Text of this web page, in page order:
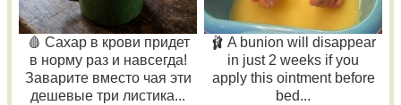
🩸 Сахар в крови придет
в норму раз и навсегда!
Заварите вместо чая эти
дешевые три листика...
🩰 A bunion will disappear
in just 2 weeks if you
apply this ointment before
bed...